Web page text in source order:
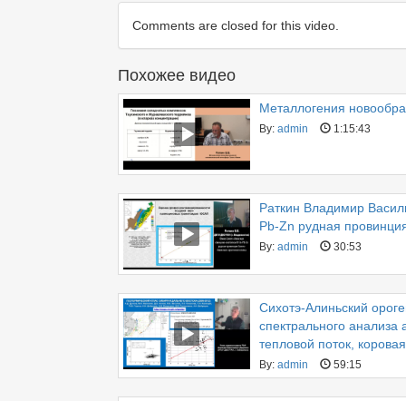
Comments are closed for this video.
Похожее видео
Металлогения
By: admin 1:15:43
Раткин Владимир
Pb-Zn рудная
By: admin 30:53
Сихотэ-Алиньский
спектрального анализа
тепловой поток,
By: admin 59:15